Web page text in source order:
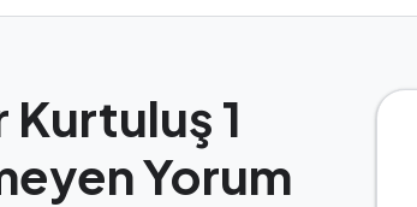
1
Yorum